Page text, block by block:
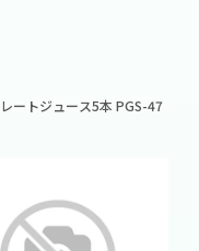
ートジュース5本 PGS-47